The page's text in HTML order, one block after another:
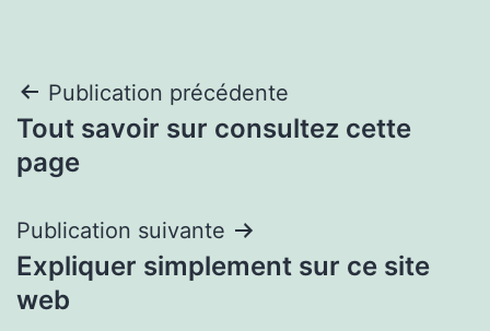
Navigation
de
Publication précédente
Tout savoir sur consultez cette
page
Publication suivante
Expliquer simplement sur ce site
web